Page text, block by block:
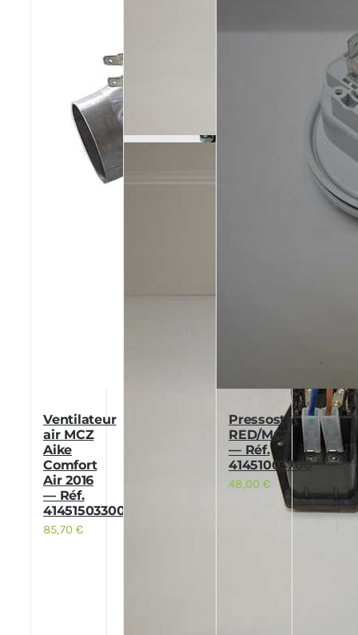
Ventilateur
air MCZ
Aike
Comfort
Air 2016
— Réf.
41451503300
85,70€
Pressostat
RED/MCZ
— Réf.
41451003700
48,00€